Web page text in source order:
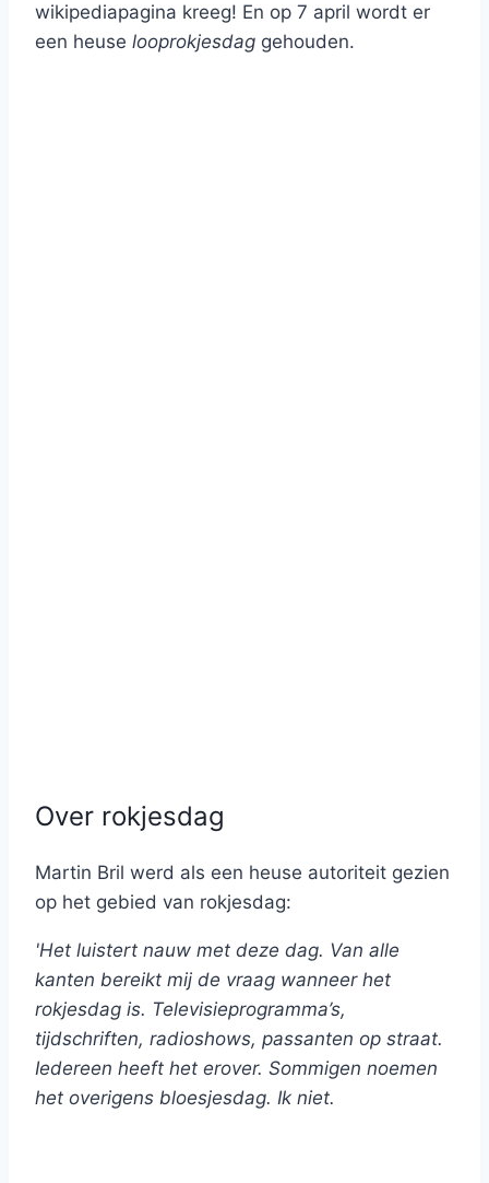
wikipediapagina kreeg! En op 7 april wordt er
een heuse looprokjesdag gehouden.
Over rokjesdag
Martin Bril werd als een heuse autoriteit gezien
op het gebied van rokjesdag:
'Het luistert nauw met deze dag. Van alle
kanten bereikt mij de vraag wanneer het
rokjesdag is. Televisieprogramma’s,
tijdschriften, radioshows, passanten op straat.
Iedereen heeft het erover. Sommigen noemen
het overigens bloesjesdag. Ik niet.